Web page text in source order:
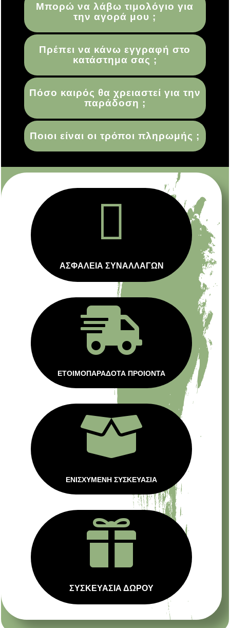
Μπορώ να λάβω τιμολόγιο για
την αγορά μου ;
Πρέπει να κάνω εγγραφή στο
κατάστημα σας ;
Πόσο καιρός θα χρειαστεί για την
παράδοση ;
Ποιοι είναι οι τρόποι πληρωμής ;

ΑΣΦΑΛΕΙΑ ΣΥΝΑΛΛΑΓΩΝ

ΕΤΟΙΜΟΠΑΡΑΔΟΤΑ ΠΡΟΙΟΝΤΑ

ΕΝΙΣΧΥΜΕΝΗ ΣΥΣΚΕΥΑΣΙΑ

ΣΥΣΚΕΥΑΣΙΑ ΔΩΡΟΥ